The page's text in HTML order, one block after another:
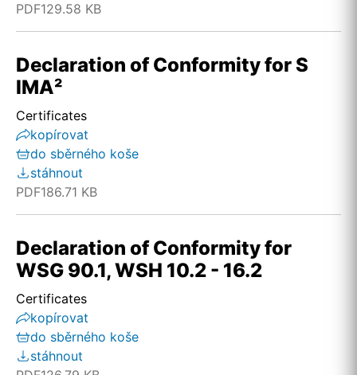
PDF129.58 KB
Declaration of Conformity for S
IMA²
Certificates
kopírovat
do sběrného koše
stáhnout
PDF186.71 KB
Declaration of Conformity for
WSG 90.1, WSH 10.2 - 16.2
Certificates
kopírovat
do sběrného koše
stáhnout